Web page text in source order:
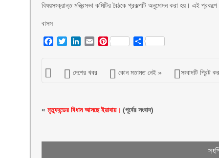
বিষয়সংক্রান্ত মন্ত্রিসভা কমিটির বৈঠকে প্রকল্পটি অনুমোদন করা হয়। এই প্রকল্পে
বাসস
Facebook
TwitterLinkedIn
EmailPinterest Share
দেশের খবর কোন মতামত নেই » সংবাদটি প্রিন্ট
« মৃত্যুদন্ডের বিধান আসছে ইয়াবায়। (পূর্বের সংবাদ)